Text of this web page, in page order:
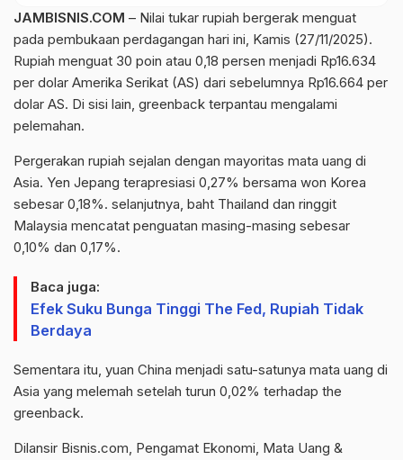
JAMBISNIS.COM – Nilai tukar rupiah bergerak menguat
pada pembukaan perdagangan hari ini, Kamis (27/11/2025).
Rupiah menguat 30 poin atau 0,18 persen menjadi Rp16.634
per dolar Amerika Serikat (AS) dari sebelumnya Rp16.664 per
dolar AS. Di sisi lain, greenback terpantau mengalami
pelemahan.
Pergerakan rupiah sejalan dengan mayoritas mata uang di
Asia. Yen Jepang terapresiasi 0,27% bersama won Korea
sebesar 0,18%. selanjutnya, baht Thailand dan ringgit
Malaysia mencatat penguatan masing-masing sebesar
0,10% dan 0,17%.
Baca juga:
Efek Suku Bunga Tinggi The Fed, Rupiah Tidak
Berdaya
Sementara itu, yuan China menjadi satu-satunya mata uang di
Asia yang melemah setelah turun 0,02% terhadap the
greenback.
Dilansir Bisnis.com, Pengamat Ekonomi, Mata Uang &